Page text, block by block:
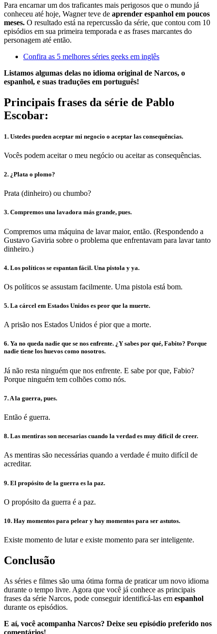
Para encarnar um dos traficantes mais perigosos que o mundo já
conheceu até hoje, Wagner teve de aprender espanhol em poucos
meses. O resultado está na repercussão da série, que contou com 10
episódios em sua primeira temporada e as frases marcantes do
personagem até então.
Confira as 5 melhores séries geeks em inglês
Listamos algumas delas no idioma original de Narcos, o
espanhol, e suas traduções em português!
Principais frases da série de Pablo
Escobar:
1. Ustedes pueden aceptar mi negocio o aceptar las consequências.
Vocês podem aceitar o meu negócio ou aceitar as consequências.
2. ¿Plata o plomo?
Prata (dinheiro) ou chumbo?
3. Compremos una lavadora más grande, pues.
Compremos uma máquina de lavar maior, então. (Respondendo a
Gustavo Gaviria sobre o problema que enfrentavam para lavar tanto
dinheiro.)
4. Los políticos se espantan fácil. Una pistola y ya.
Os políticos se assustam facilmente. Uma pistola está bom.
5. La cárcel em Estados Unidos es peor que la muerte.
A prisão nos Estados Unidos é pior que a morte.
6. Ya no queda nadie que se nos enfrente. ¿Y sabes por qué, Fabito? Porque
nadie tiene los huevos como nosotros.
Já não resta ninguém que nos enfrente. E sabe por que, Fabio?
Porque ninguém tem colhões como nós.
7. A la guerra, pues.
Então é guerra.
8. Las mentiras son necesarias cuando la verdad es muy difícil de creer.
As mentiras são necessárias quando a verdade é muito difícil de
acreditar.
9. El propósito de la guerra es la paz.
O propósito da guerra é a paz.
10. Hay momentos para pelear y hay momentos para ser astutos.
Existe momento de lutar e existe momento para ser inteligente.
Conclusão
As séries e filmes são uma ótima forma de praticar um novo idioma
durante o tempo livre. Agora que você já conhece as principais
frases da série Narcos, pode conseguir identificá-las em espanhol
durante os episódios.
E aí, você acompanha Narcos? Deixe seu episódio preferido nos
comentários!